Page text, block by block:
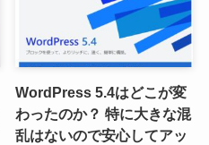
WordPress 5.4はどこが変
わったのか？ 特に大きな混
乱はないので安心してアッ